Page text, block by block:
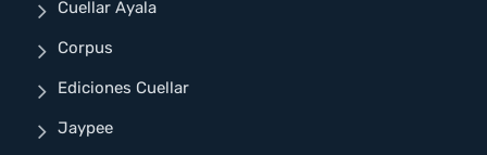
Cuellar Ayala
Corpus
Ediciones Cuellar
Jaypee